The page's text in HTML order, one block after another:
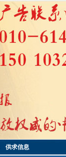
供求信息